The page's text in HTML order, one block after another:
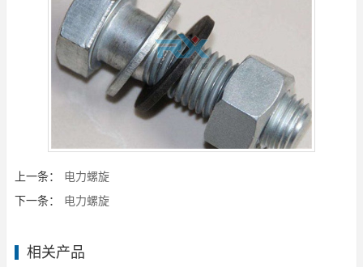
上一条：
电力螺旋
下一条：
电力螺旋
相关产品